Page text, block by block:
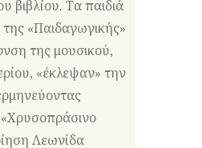
βιβλίου. Τα παιδιά
«Παιδαγωγικής»
της μουσικού,
«έκλεψαν» την
«Χρυσοπράσινο
Λεωνίδα